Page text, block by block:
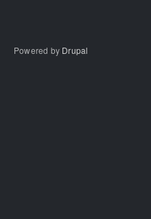
Powered by Drupal